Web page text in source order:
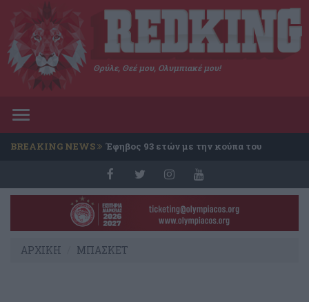
Θρύλε, Θεέ μου, Ολυμπιακέ μου!
Toggle
BREAKING NEWS Έφηβος 93 ετών με την κούπα του
ΑΡΧΙΚΗ ΜΠΑΣΚΕΤ